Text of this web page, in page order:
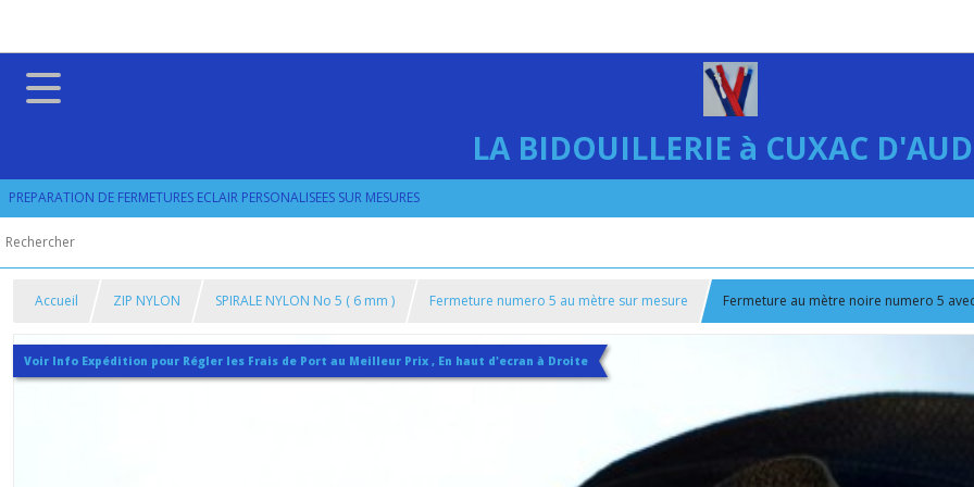
LA BIDOUILLERIE à CUXAC
PREPARATION DE FERMETURES ECLAIR PERSONALISEES SUR MESURES
Accueil ZIP NYLON SPIRALE NYLON No 5 ( 6 mm ) Fermeture numero 5 au mètre sur mesure Fermeture au mètre noire numero 5
Voir Info Expédition pour Régler les Frais de Port au Meilleur Prix , En haut d'ecran à Droite